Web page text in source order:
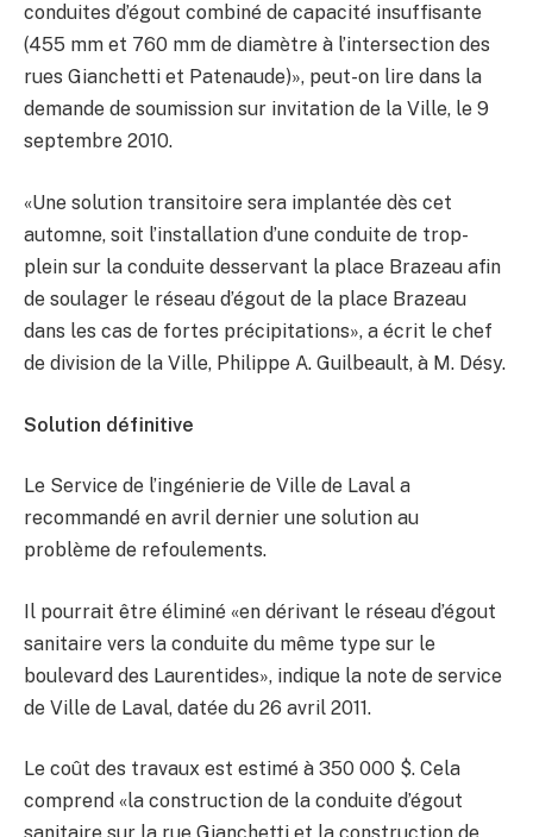
conduites d’égout combiné de capacité insuffisante
(455 mm et 760 mm de diamètre à l’intersection des
rues Gianchetti et Patenaude)», peut-on lire dans la
demande de soumission sur invitation de la Ville, le 9
septembre 2010.
«Une solution transitoire sera implantée dès cet
automne, soit l’installation d’une conduite de trop-
plein sur la conduite desservant la place Brazeau afin
de soulager le réseau d’égout de la place Brazeau
dans les cas de fortes précipitations», a écrit le chef
de division de la Ville, Philippe A. Guilbeault, à M. Désy.
Solution définitive
Le Service de l’ingénierie de Ville de Laval a
recommandé en avril dernier une solution au
problème de refoulements.
Il pourrait être éliminé «en dérivant le réseau d’égout
sanitaire vers la conduite du même type sur le
boulevard des Laurentides», indique la note de service
de Ville de Laval, datée du 26 avril 2011.
Le coût des travaux est estimé à 350 000 $. Cela
comprend «la construction de la conduite d’égout